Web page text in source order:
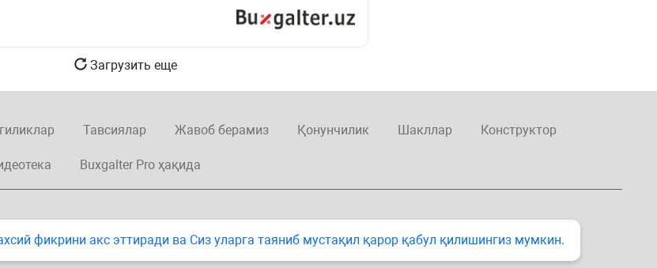
Загрузить еще
Тавсиялар Жавоб берамиз Қонунчилик Шакллар Конструктор
Buxgalter Pro ҳақида
фикрини акс эттиради ва Сиз уларга таяниб мустақил қарор қабул қилишингиз мумкин.